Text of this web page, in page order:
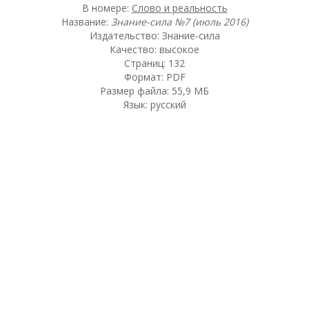
В номере: Слово и реальность
Название: Знание-сила №7 (июль 2016)
Издательство: Знание-сила
Качество: высокое
Страниц: 132
Формат: PDF
Размер файла: 55,9 МБ
Язык: русский